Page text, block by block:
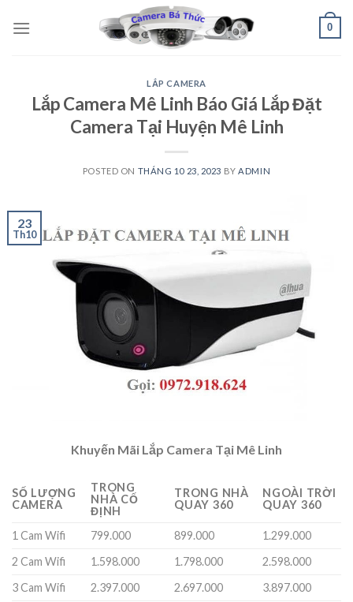
0
LẮP CAMERA
Lắp Camera Mê Linh Báo Giá Lắp Đặt
Camera Tại Huyện Mê Linh
POSTED ON THÁNG 10 23, 2023 BY ADMIN
23
Th10
Khuyến Mãi Lắp Camera Tại Mê Linh
SỐ LƯỢNG
CAMERA
TRONG
NHÀ CỐ
ĐỊNH
TRONG NHÀ
QUAY 360
NGOÀI TRỜI
QUAY 360
1 Cam Wifi 799.000 899.000
1.299.000
2 Cam Wifi
1.598.000 1.798.000
2.598.000
3 Cam Wifi
2.397.000 2.697.000 3.897.000